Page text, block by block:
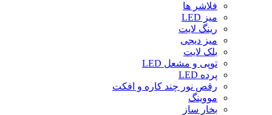
فلاشر ها
میز LED
رینگ لایت
میز دیجی
بلک لایت
توپی و مشعل LED
پرده LED
رقص نور چند کاره و افکت
مووینگ
بخار ساز